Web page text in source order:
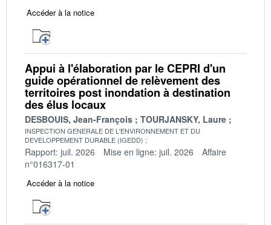
Accéder à la notice
Appui à l'élaboration par le CEPRI d'un
guide opérationnel de relèvement des
territoires post inondation à destination
des élus locaux
DESBOUIS, Jean-François TOURJANSKY, Laure
INSPECTION GENERALE DE L'ENVIRONNEMENT ET DU
DEVELOPPEMENT DURABLE (IGEDD)
Rapport: juil. 2026 Mise en ligne: juil. 2026
Affaire
n°016317-01
Accéder à la notice